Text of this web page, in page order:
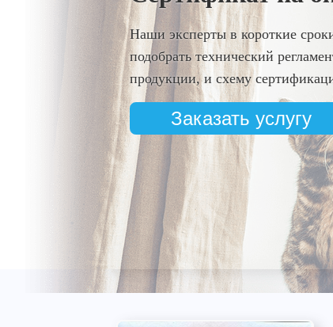
Наши эксперты в короткие
подобрать технический
продукции, и схему
Заказать услугу